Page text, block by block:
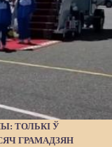
ТОЛЬКІ Ў
ГРАМАДЗЯН